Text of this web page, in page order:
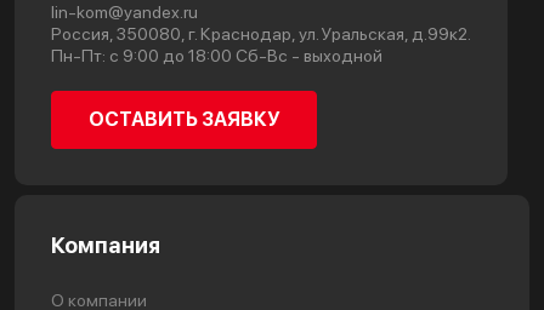
lin-kom@yandex.ru
Россия, 350080, г. Краснодар, ул. Уральская, д.99к2.
Пн-Пт: с 9:00 до 18:00 Сб-Вс - выходной
ОСТАВИТЬ ЗАЯВКУ
Компания
О компании